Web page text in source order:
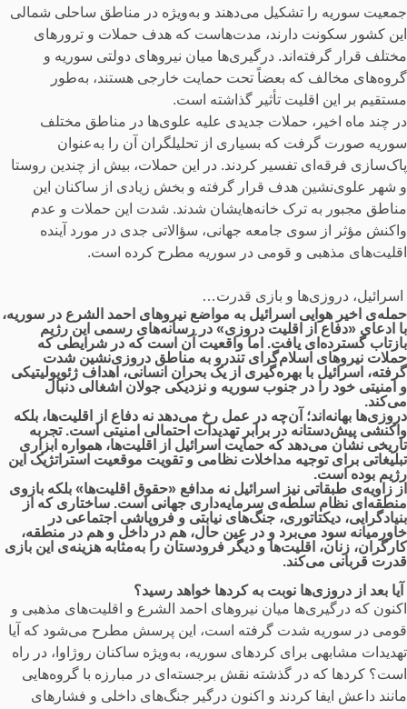
جمعیت سوریه را تشکیل می‌دهند و به‌ویژه در مناطق ساحلی شمالی
این کشور سکونت دارند، مدت‌هاست که هدف حملات و ترورهای
مختلف قرار گرفته‌اند. درگیری‌ها میان نیروهای دولتی سوریه و
گروه‌های مخالف که بعضاً تحت حمایت خارجی هستند، به‌طور
مستقیم بر این اقلیت تأثیر گذاشته است.
در چند ماه اخیر، حملات جدیدی علیه علوی‌ها در مناطق مختلف
سوریه صورت گرفت که بسیاری از تحلیلگران آن را به‌عنوان
پاک‌سازی فرقه‌ای تفسیر کردند. در این حملات، بیش از چندین روستا
و شهر علوی‌نشین هدف قرار گرفته و بخش زیادی از ساکنان این
مناطق مجبور به ترک خانه‌هایشان شدند. شدت این حملات و عدم
واکنش مؤثر از سوی جامعه جهانی، سؤالاتی جدی در مورد آینده
اقلیت‌های مذهبی و قومی در سوریه مطرح کرده است.
اسرائیل، دروزی‌ها و بازی قدرت…
حمله‌ی اخیر هوایی اسرائیل به مواضع نیروهای احمد الشرع در سوریه،
با ادعای «دفاع از اقلیت دروزی» در رسانه‌های رسمی این رژیم
بازتاب گسترده‌ای یافت. اما واقعیت آن است که در شرایطی که
حملات نیروهای اسلام‌گرای تندرو به مناطق دروزی‌نشین شدت
گرفته، اسرائیل با بهره‌گیری از یک بحران انسانی، اهداف ژئوپولیتیکی
و امنیتی خود را در جنوب سوریه و نزدیکی جولان اشغالی دنبال
می‌کند.
دروزی‌ها بهانه‌اند؛ آن‌چه در عمل رخ می‌دهد نه دفاع از اقلیت‌ها، بلکه
واکنشی پیش‌دستانه در برابر تهدیدات احتمالی امنیتی است. تجربه
تاریخی نشان می‌دهد که حمایت اسرائیل از اقلیت‌ها، همواره ابزاری
تبلیغاتی برای توجیه مداخلات نظامی و تقویت موقعیت استراتژیک این
رژیم بوده است.
از زاویه‌ی طبقاتی نیز اسرائیل نه مدافع «حقوق اقلیت‌ها» بلکه بازوی
منطقه‌ای نظام سلطه‌ی سرمایه‌داری جهانی است. ساختاری که از
بنیادگرایی، دیکتاتوری، جنگ‌های نیابتی و فروپاشی اجتماعی در
خاورمیانه سود می‌برد و در عین حال، هم در داخل و هم در منطقه،
کارگران، زنان، اقلیت‌ها و دیگر فرودستان را به‌مثابه هزینه‌ی این بازی
قدرت قربانی می‌کند.
آیا بعد از دروزی‌ها نوبت به کردها خواهد رسید؟
اکنون که درگیری‌ها میان نیروهای احمد الشرع و اقلیت‌های مذهبی و
قومی در سوریه شدت گرفته است، این پرسش مطرح می‌شود که آیا
تهدیدات مشابهی برای کردهای سوریه، به‌ویژه ساکنان روژاوا، در راه
است؟ کردها که در گذشته نقش برجسته‌ای در مبارزه با گروه‌هایی
مانند داعش ایفا کردند و اکنون درگیر جنگ‌های داخلی و فشارهای